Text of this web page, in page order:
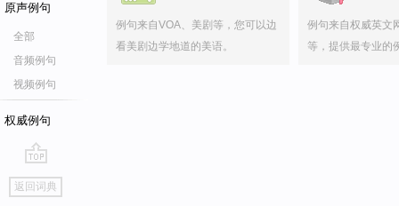
原声例句
全部
音频例句
视频例句
权威例句
go
top
返回词典
例句来自VOA、美剧等，您可以边
看美剧边学地道的美语。
例句来自权威英文
等，提供最专业的